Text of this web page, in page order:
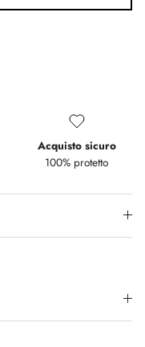
Acquisto sicuro
100% protetto